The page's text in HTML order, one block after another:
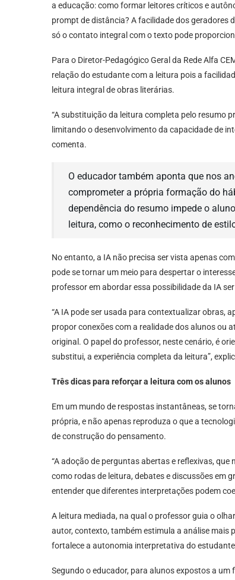
a educação: como formar leitores críticos e
prompt de distância? A facilidade dos geradores
só o contato integral com o texto pode
Para o Diretor-Pedagógico Geral da Rede Alfa
relação do estudante com a leitura pois a
leitura integral de obras literárias.
“A substituição da leitura completa pelo resumo
limitando o desenvolvimento da capacidade de
comenta.
O educador também aponta que nos
comprometer a própria formação do
dependência do resumo impede o
leitura, como o reconhecimento de
No entanto, a IA não precisa ser vista apenas
pode se tornar um meio para despertar o
professor em abordar essa possibilidade da IA
“A IA pode ser usada para contextualizar obras,
propor conexões com a realidade dos alunos ou
original. O papel do professor, neste cenário, é
substitui, a experiência completa da leitura”,
Três dicas para reforçar a leitura com os alunos
Em um mundo de respostas instantâneas, se
própria, e não apenas reproduza o que a
de construção do pensamento.
“A adoção de perguntas abertas e reflexivas,
como rodas de leitura, debates e discussões em
entender que diferentes interpretações podem
A leitura mediada, na qual o professor guia o
autor, contexto, também estimula a análise mais
fortalece a autonomia interpretativa do
Segundo o educador, para alunos expostos a